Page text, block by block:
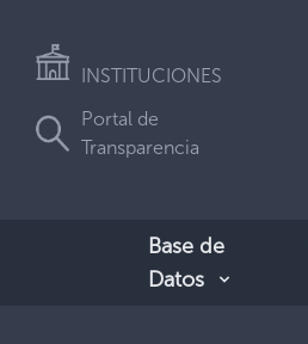
INSTITUCIONES
Portal de
Transparencia
Base de
Datos